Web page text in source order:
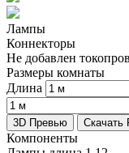
Лампы
Коннекторы
Не добавлен
Размеры комнаты
Длина
3D Превью Скачать
Компоненты